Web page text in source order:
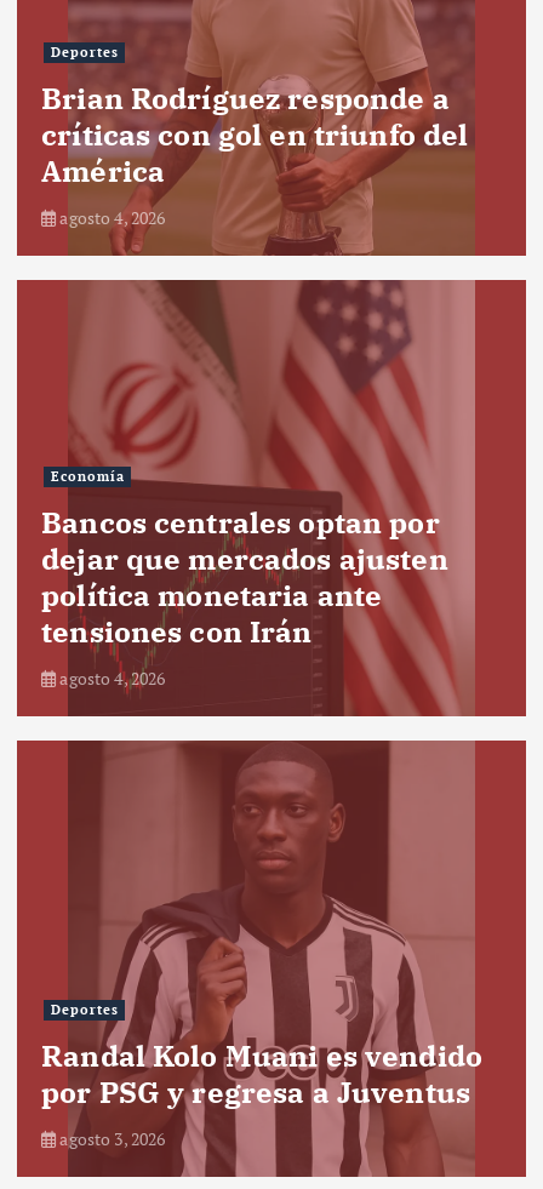
Deportes
Brian Rodríguez responde a
críticas con gol en triunfo del
América
agosto 4, 2026
Economía
Bancos centrales optan por
dejar que mercados ajusten
política monetaria ante
tensiones con Irán
agosto 4, 2026
Deportes
Randal Kolo Muani es vendido
por PSG y regresa a Juventus
agosto 3, 2026